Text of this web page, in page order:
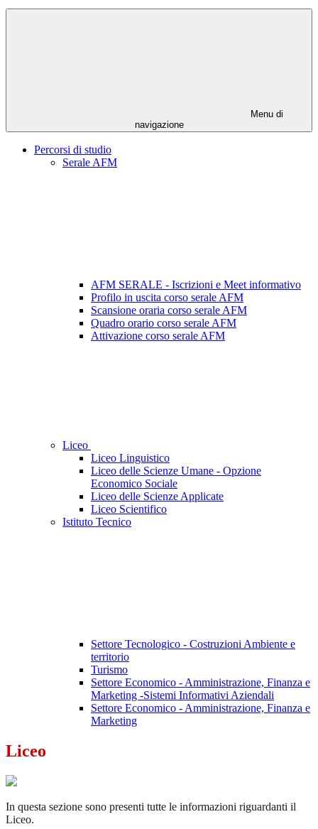
Menu di
navigazione
Percorsi di studio
Serale AFM
AFM SERALE - Iscrizioni e Meet informativo
Profilo in uscita corso serale AFM
Scansione oraria corso serale AFM
Quadro orario corso serale AFM
Attivazione corso serale AFM
Liceo
Liceo Linguistico
Liceo delle Scienze Umane - Opzione
Economico Sociale
Liceo delle Scienze Applicate
Liceo Scientifico
Istituto Tecnico
Settore Tecnologico - Costruzioni Ambiente e
territorio
Turismo
Settore Economico - Amministrazione, Finanza e
Marketing -Sistemi Informativi Aziendali
Settore Economico - Amministrazione, Finanza e
Marketing
Liceo
In questa sezione sono presenti tutte le informazioni riguardanti il
Liceo.